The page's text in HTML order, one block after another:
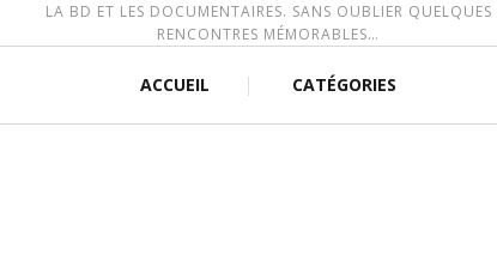
LA BD ET LES DOCUMENTAIRES. SANS OUBLIER QUELQUES
RENCONTRES MÉMORABLES…
ACCUEIL CATÉGORIES